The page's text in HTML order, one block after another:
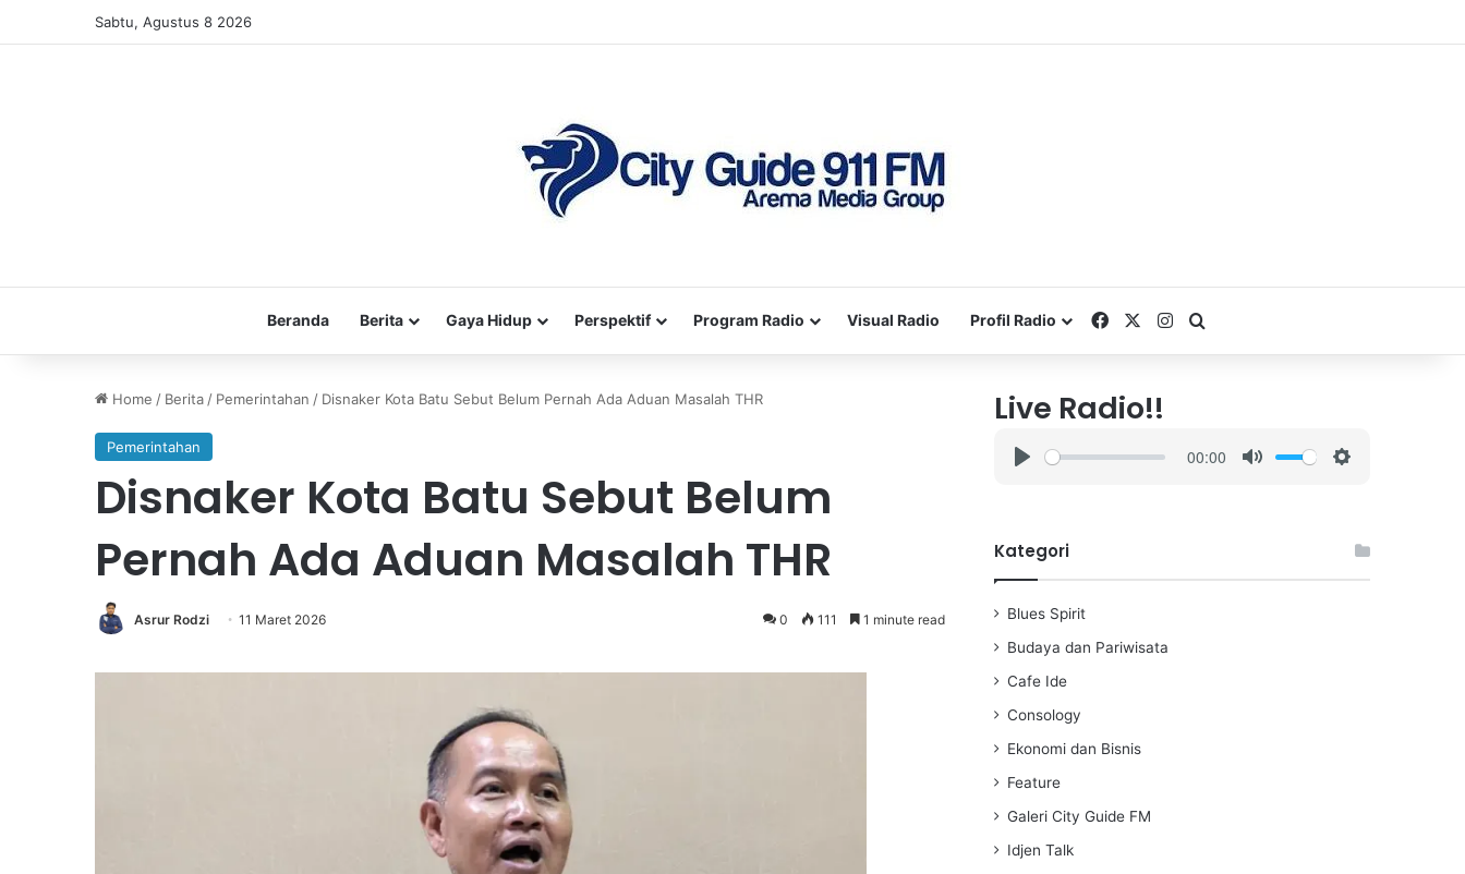
Sabtu, Agustus 8 2026
Beranda Berita Gaya Hidup Perspektif Program Radio Visual Radio Profil Radio FacebookInstagram
Home / Berita / Pemerintahan / Disnaker Kota Batu Sebut Belum Pernah Ada Aduan Masalah THR
Pemerintahan
Disnaker Kota Batu Sebut Belum
Pernah Ada Aduan Masalah THR
Asrur Rodzi 11 Maret 2026 0 111 1 minute read
Live Radio!!
y
00:00
i
Kategori
Blues Spirit
Budaya dan Pariwisata
Cafe Ide
Consology
Ekonomi dan Bisnis
Feature
Galeri City Guide FM
Idjen Talk